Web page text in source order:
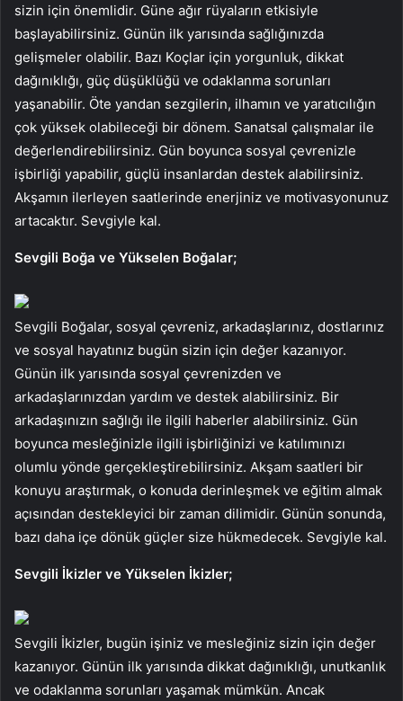
sizin için önemlidir. Güne ağır rüyaların etkisiyle
başlayabilirsiniz. Günün ilk yarısında sağlığınızda
gelişmeler olabilir. Bazı Koçlar için yorgunluk, dikkat
dağınıklığı, güç düşüklüğü ve odaklanma sorunları
yaşanabilir. Öte yandan sezgilerin, ilhamın ve yaratıcılığın
çok yüksek olabileceği bir dönem. Sanatsal çalışmalar ile
değerlendirebilirsiniz. Gün boyunca sosyal çevrenizle
işbirliği yapabilir, güçlü insanlardan destek alabilirsiniz.
Akşamın ilerleyen saatlerinde enerjiniz ve motivasyonunuz
artacaktır. Sevgiyle kal.
Sevgili Boğa ve Yükselen Boğalar;
Sevgili Boğalar, sosyal çevreniz, arkadaşlarınız, dostlarınız
ve sosyal hayatınız bugün sizin için değer kazanıyor.
Günün ilk yarısında sosyal çevrenizden ve
arkadaşlarınızdan yardım ve destek alabilirsiniz. Bir
arkadaşınızın sağlığı ile ilgili haberler alabilirsiniz. Gün
boyunca mesleğinizle ilgili işbirliğinizi ve katılımınızı
olumlu yönde gerçekleştirebilirsiniz. Akşam saatleri bir
konuyu araştırmak, o konuda derinleşmek ve eğitim almak
açısından destekleyici bir zaman dilimidir. Günün sonunda,
bazı daha içe dönük güçler size hükmedecek. Sevgiyle kal.
Sevgili İkizler ve Yükselen İkizler;
Sevgili İkizler, bugün işiniz ve mesleğiniz sizin için değer
kazanıyor. Günün ilk yarısında dikkat dağınıklığı, unutkanlık
ve odaklanma sorunları yaşamak mümkün. Ancak